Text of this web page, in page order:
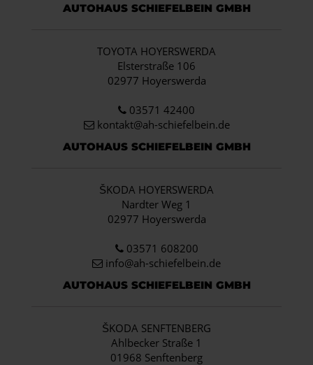
AUTOHAUS SCHIEFELBEIN GMBH
TOYOTA HOYERSWERDA
Elsterstraße 106
02977 Hoyerswerda
03571 42400
kontakt@ah-schiefelbein.de
AUTOHAUS SCHIEFELBEIN GMBH
ŠKODA HOYERSWERDA
Nardter Weg 1
02977 Hoyerswerda
03571 608200
info@ah-schiefelbein.de
AUTOHAUS SCHIEFELBEIN GMBH
ŠKODA SENFTENBERG
Ahlbecker Straße 1
01968 Senftenberg